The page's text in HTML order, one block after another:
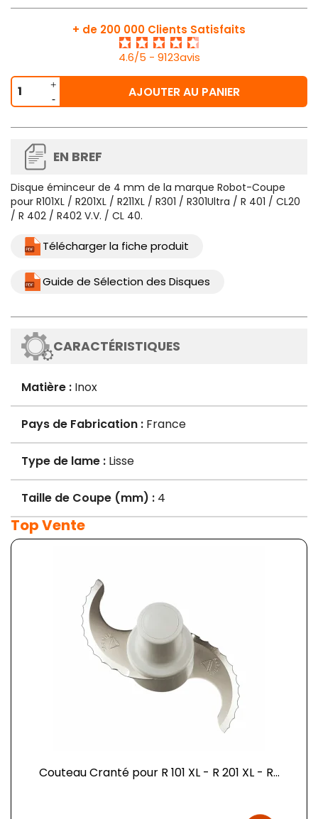
+ de 200 000 Clients Satisfaits
4.6/5 - 9123avis
AJOUTER AU PANIER
EN BREF
Disque éminceur de 4 mm de la marque Robot-Coupe
pour R101XL / R201XL / R211XL / R301 / R301Ultra / R 401 / CL20
/ R 402 / R402 V.V. / CL 40.
Télécharger la fiche produit
Guide de Sélection des Disques
CARACTÉRISTIQUES
Matière : Inox
Pays de Fabrication : France
Type de lame : Lisse
Taille de Coupe (mm) : 4
Top Vente
Couteau Cranté pour R 101 XL - R 201 XL - R...